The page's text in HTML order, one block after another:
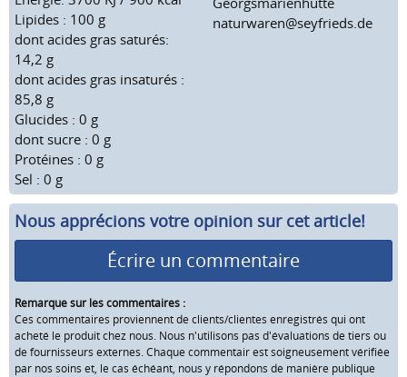
Lipides : 100 g
dont acides gras saturés:
14,2 g
dont acides gras insaturés :
85,8 g
Glucides : 0 g
dont sucre : 0 g
Protéines : 0 g
Sel : 0 g
naturwaren@seyfrieds.de
Nous apprécions votre opinion sur cet article!
Écrire un commentaire
Remarque sur les commentaires :
Ces commentaires proviennent de clients/clientes enregistrés qui ont
acheté le produit chez nous. Nous n'utilisons pas d'évaluations de tiers ou
de fournisseurs externes. Chaque commentair est soigneusement vérifiée
par nos soins et, le cas échéant, nous y répondons de manière publique